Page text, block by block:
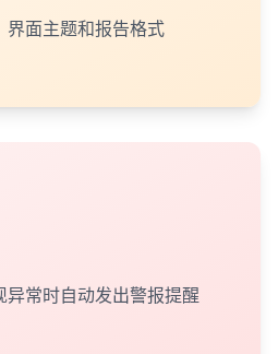
界面主题和报告格式
异常时自动发出警报提醒